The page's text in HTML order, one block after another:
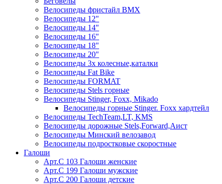
Велосипеды фристайл ВМХ
Велосипеды 12"
Велосипеды 14"
Велосипеды 16"
Велосипеды 18"
Велосипеды 20"
Велосипеды 3х колесные,каталки
Велосипеды Fat Bike
Велосипеды FORMAT
Велосипеды Stels горные
Велосипеды Stinger, Foxx, Mikado
Велосипеды горные Stinger. Foxx хардтейл
Велосипеды TechTeam,LT, KMS
Велосипеды дорожные Stels,Forward,Аист
Велосипеды Минский велозавод
Велосипеды подростковые скоростные
Галоши
Арт.С 103 Галоши женские
Арт.С 199 Галоши мужские
Арт.С 200 Галоши детские